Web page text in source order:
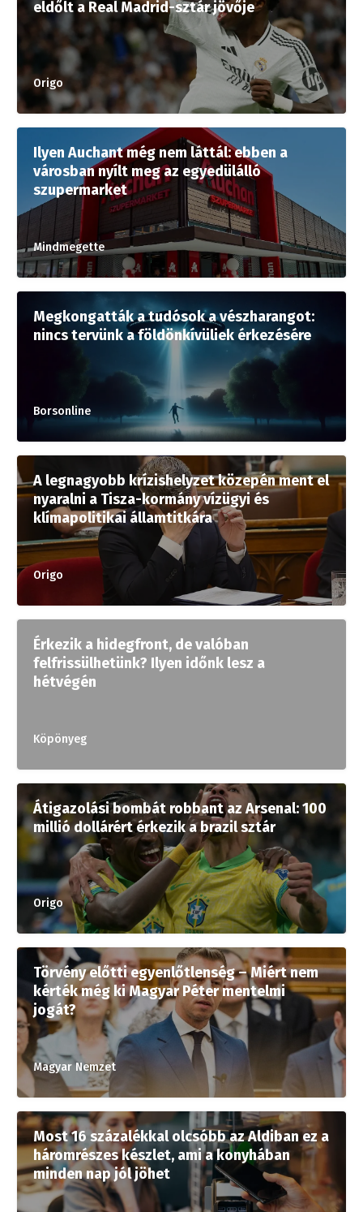
eldőlt a Real Madrid-sztár jövője
Origo
Ilyen Auchant még nem láttál: ebben a
városban nyílt meg az egyedülálló
szupermarket
Mindmegette
Megkongatták a tudósok a vészharangot:
nincs tervünk a földönkívüliek érkezésére
Borsonline
A legnagyobb krízishelyzet közepén ment el
nyaralni a Tisza-kormány vízügyi és
klímapolitikai államtitkára
Origo
Érkezik a hidegfront, de valóban
felfrissülhetünk? Ilyen időnk lesz a
hétvégén
Köpönyeg
Átigazolási bombát robbant az Arsenal: 100
millió dollárért érkezik a brazil sztár
Origo
Törvény előtti egyenlőtlenség – Miért nem
kérték még ki Magyar Péter mentelmi
jogát?
Magyar Nemzet
Most 16 százalékkal olcsóbb az Aldiban ez a
háromrészes készlet, ami a konyhában
minden nap jól jöhet